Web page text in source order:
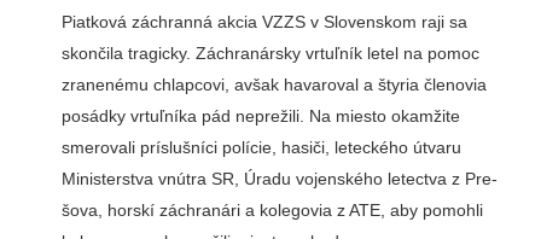
Piatková záchranná akcia VZZS v Slovenskom raji sa
skončila tra­gicky. Záchranársky vrtuľník letel na pomoc
zranenému chlapcovi, avšak havaroval a štyria členovia
posádky vrtuľníka pád nepreži­li. Na miesto okamžite
smerovali príslušníci polície, hasiči, letecké­ho útvaru
Ministerstva vnútra SR, Úradu vojenského letectva z Pre­
šova, horskí záchranári a kolegovia z ATE, aby pomohli